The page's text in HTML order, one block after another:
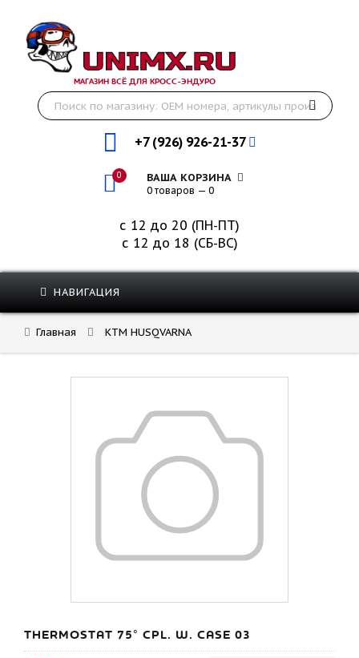
МАГАЗИН ВСЁ ДЛЯ КРОСС-ЭНДУРО
+7 (926) 926-21-37
0 ВАША КОРЗИНА
0 товаров — 0
с 12 до 20 (ПН-ПТ)
с 12 до 18 (СБ-ВС)
НАВИГАЦИЯ
Главная KTM HUSQVARNA
THERMOSTAT 75° CPL. W. CASE 03